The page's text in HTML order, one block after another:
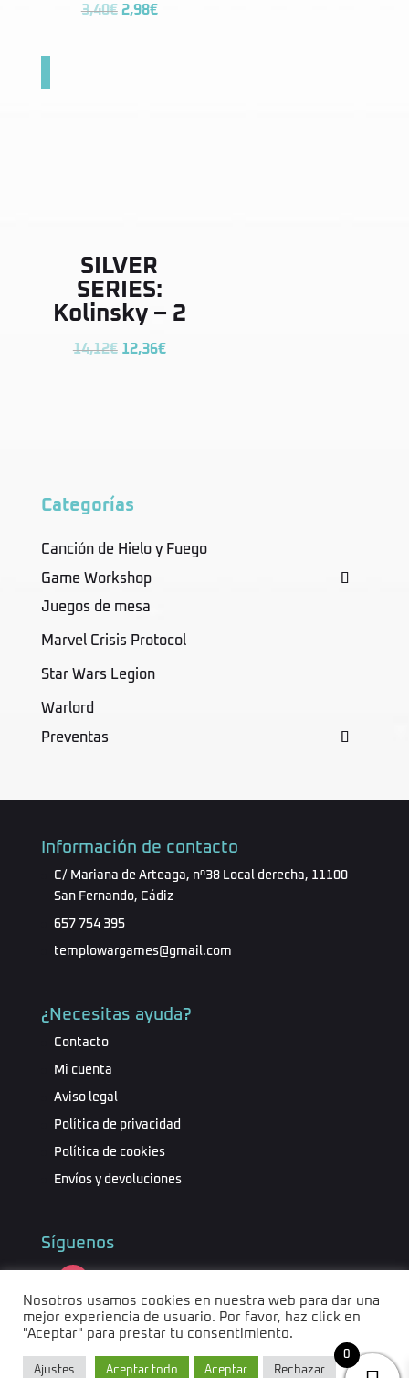
3,40€ El
2,98€El
SILVER
SERIES:
Kolinsky – 2
14,12€ El
12,36€El
Categorías
Canción de Hielo y Fuego
Game Workshop
Juegos de mesa
Marvel Crisis Protocol
Star Wars Legion
Warlord
Preventas
Información de contacto
C/ Mariana de Arteaga, nº38 Local derecha, 11100
San Fernando, Cádiz
657 754 395
templowargames@gmail.com
¿Necesitas ayuda?
Contacto
Mi cuenta
Aviso legal
Política de privacidad
Política de cookies
Envíos y devoluciones
Síguenos
instagram
Nosotros usamos cookies en nuestra web para dar una
mejor experiencia de usuario. Por favor, haz click en
"Aceptar" para prestar tu consentimiento.
Ajustes Aceptar todo Aceptar Rechazar
0